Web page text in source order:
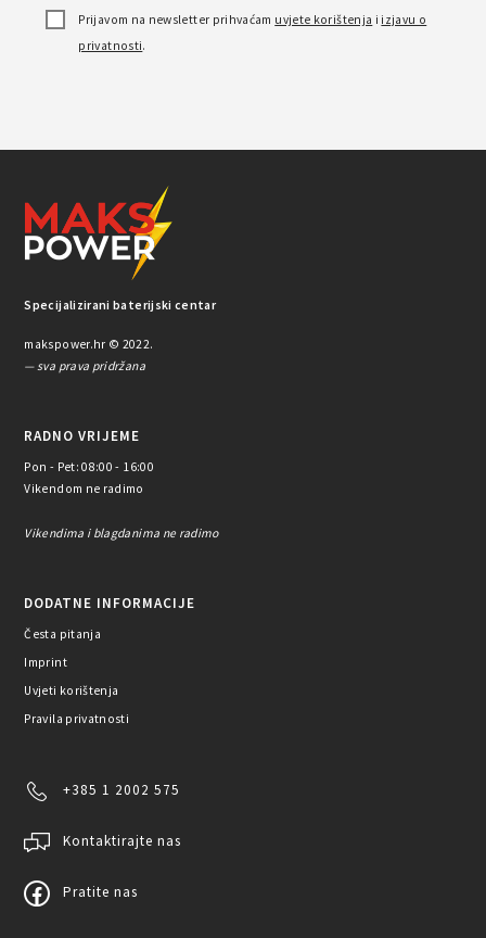
Prijavom na newsletter prihvaćam uvjete korištenja i izjavu o
privatnosti.
Specijalizirani baterijski centar
makspower.hr © 2022.
— sva prava pridržana
RADNO VRIJEME
Pon - Pet: 08:00 - 16:00
Vikendom ne radimo
Vikendima i blagdanima ne radimo
DODATNE INFORMACIJE
Česta pitanja
Imprint
Uvjeti korištenja
Pravila privatnosti
+385 1 2002 575
Kontaktirajte nas
Pratite nas